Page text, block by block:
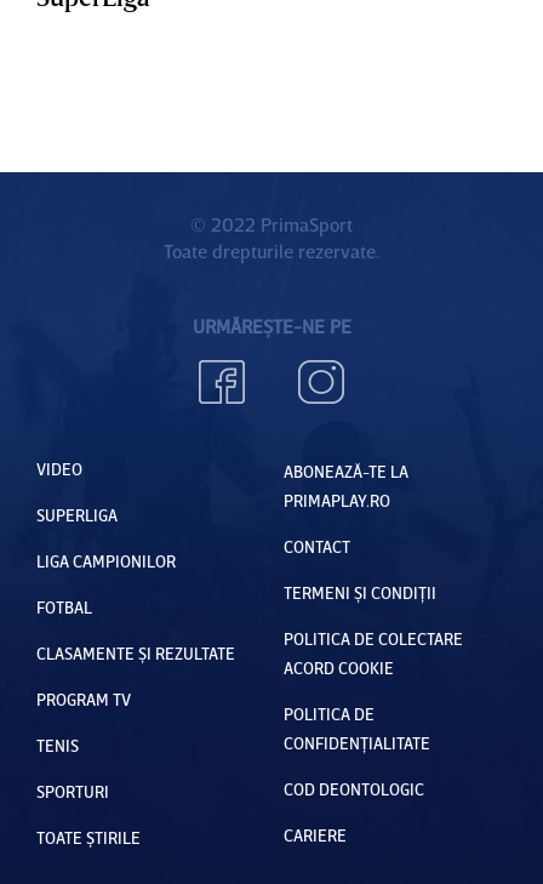
© 2022 PrimaSport
Toate drepturile rezervate.
URMĂREȘTE-NE PE
VIDEO
SUPERLIGA
LIGA CAMPIONILOR
FOTBAL
CLASAMENTE ȘI REZULTATE
PROGRAM TV
TENIS
SPORTURI
TOATE ȘTIRILE
ABONEAZĂ-TE LA
PRIMAPLAY.RO
CONTACT
TERMENI ȘI CONDIȚII
POLITICA DE COLECTARE
ACORD COOKIE
POLITICA DE
CONFIDENȚIALITATE
COD DEONTOLOGIC
CARIERE